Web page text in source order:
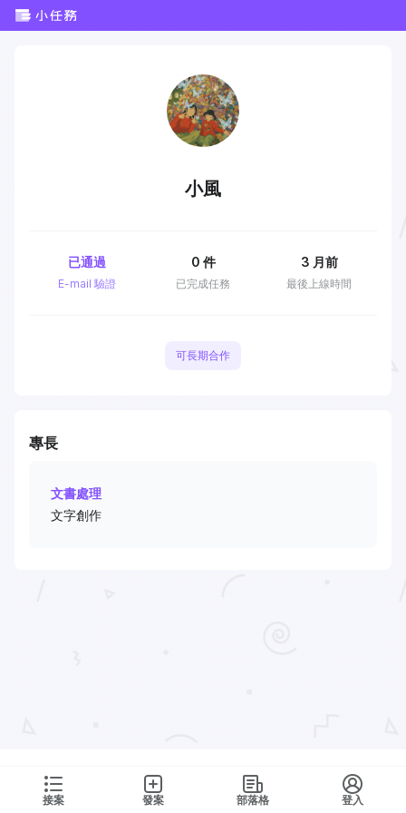
接案 發案 部落格 登入
小風
E-mail 驗證
已通過
已完成任務
0 件
最後上線時間
3 月前
可長期合作
專長
文書處理
文字創作